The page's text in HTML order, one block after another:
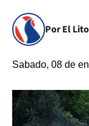
Por El
Sabado, 08 de